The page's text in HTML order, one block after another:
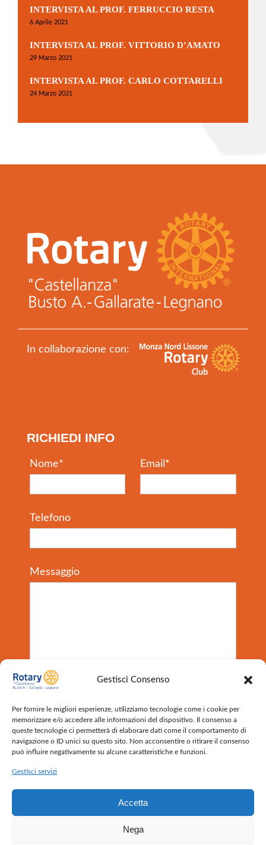
Gestisci Consenso
Per fornire le migliori esperienze, utilizziamo tecnologie come i cookie per
memorizzare e/o accedere alle informazioni del dispositivo. Il consenso a
queste tecnologie ci permetterà di elaborare dati come il comportamento di
navigazione o ID unici su questo sito. Non acconsentire o ritirare il consenso
può influire negativamente su alcune caratteristiche e funzioni.
Gestisci servizi
Accetta
Nega
INTERVISTA AL PROF. FERRUCCIO RESTA
6 Aprile 2021
INTERVISTA AL PROF. VITTORIO D’AMATO
29 Marzo 2021
INTERVISTA AL PROF. CARLO COTTARELLI
24 Marzo 2021
In collaborazione con:
RICHIEDI INFO
Nome* Email *
Telefono
Messaggio
Informativa per trattamento di dati personali ai sensi del
Acconsento al trattamento dei miei dati personali
secondo l’informativa contenuta nella pagina
Privacy
Policy
INVIA